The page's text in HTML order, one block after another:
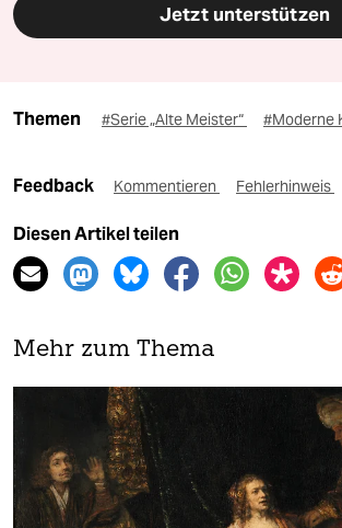
Jetzt unterstützen
Themen #Serie „Alte Meister“ #Moderne
Feedback Kommentieren Fehlerhinweis
Diesen Artikel teilen
Mehr zum Thema